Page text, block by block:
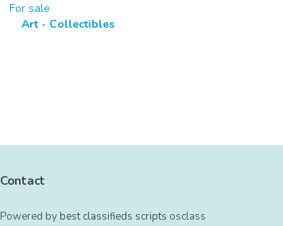
For sale
Art - Collectibles
Contact
Powered by best classifieds scripts osclass